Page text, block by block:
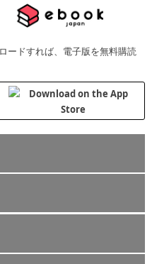
ードすれば、電子版を無料購読